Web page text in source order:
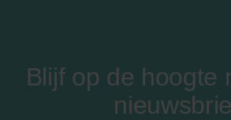
Blijf op de hoogte